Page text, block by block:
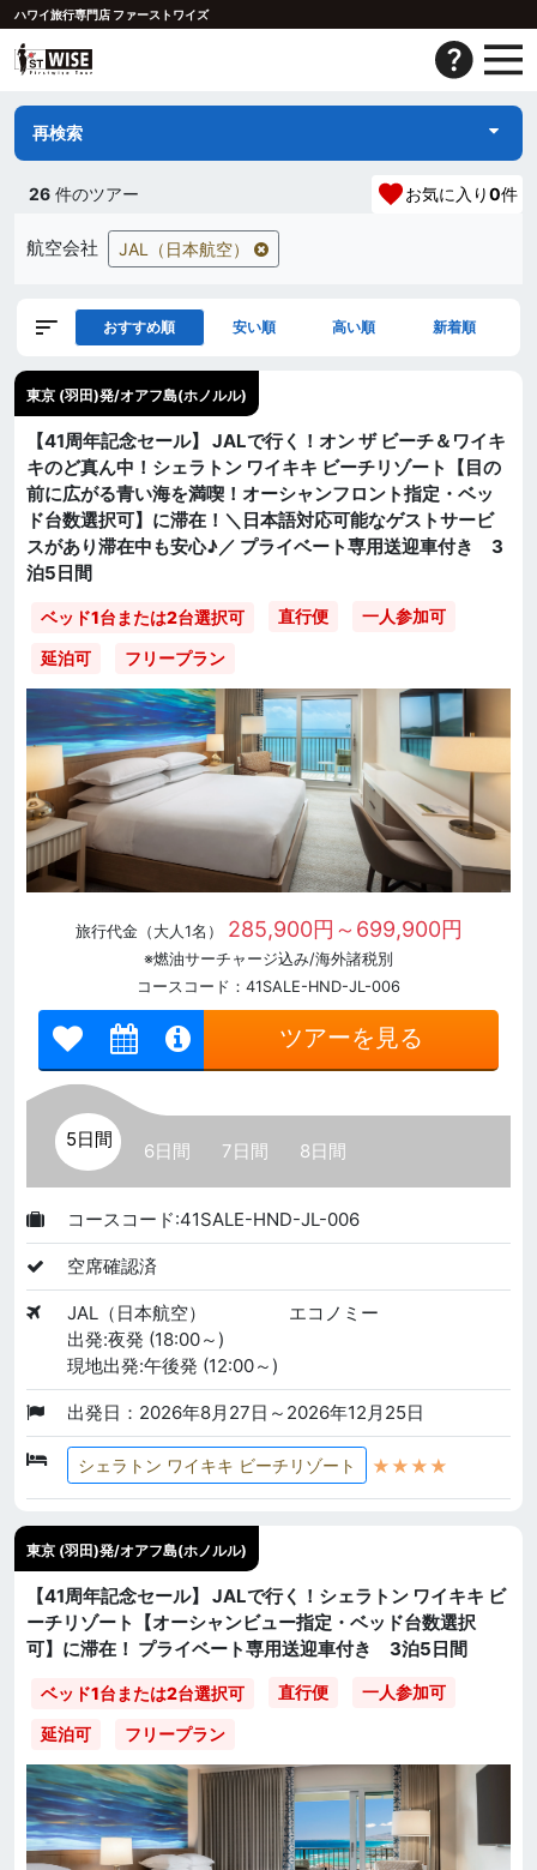
ハワイ旅行専門店 ファーストワイズ
再検索
26 件のツアー お気に入り0件
航空会社 JAL（日本航空）
おすすめ順 安い順 高い順 新着順
東京 (羽田)発/オアフ島(ホノルル)
【41周年記念セール】 JALで行く！オン ザ ビーチ＆ワイキ
キのど真ん中！シェラトン ワイキキ ビーチリゾート【目の
前に広がる青い海を満喫！オーシャンフロント指定・ベッ
ド台数選択可】に滞在！＼日本語対応可能なゲストサービ
スがあり滞在中も安心♪／ プライベート専用送迎車付き 3
泊5日間
ベッド1台または2台選択可 直行便 一人参加可
延泊可 フリープラン
旅行代金（大人1名） 285,900円～699,900円
※燃油サーチャージ込み/海外諸税別
コースコード：41SALE-HND-JL-006
ツアーを見る
5日間
6日間 7日間 8日間
コースコード:41SALE-HND-JL-006
空席確認済
JAL（日本航空）
エコノミー
出発:夜発 (18:00～)
現地出発:午後発 (12:00～)
出発日：2026年8月27日～2026年12月25日
シェラトン ワイキキ ビーチリゾート ★★★★
東京 (羽田)発/オアフ島(ホノルル)
【41周年記念セール】 JALで行く！シェラトン ワイキキ ビ
ーチリゾート【オーシャンビュー指定・ベッド台数選択
可】に滞在！ プライベート専用送迎車付き 3泊5日間
ベッド1台または2台選択可 直行便 一人参加可
延泊可 フリープラン